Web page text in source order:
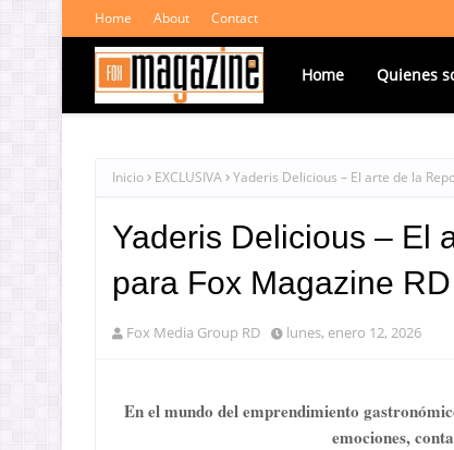
Home About Contact
Home Quienes
Inicio EXCLUSIVA Yaderis Delicious – El arte de la
Yaderis Delicious – El
para Fox Magazine RD
Fox Media Group RD lunes, enero 12, 2026
En el mundo del emprendimiento
emociones,